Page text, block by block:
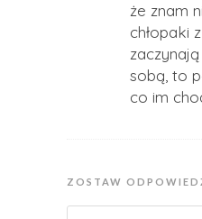
że znam
chłopaki
sobą, to
co im
ZOSTAW